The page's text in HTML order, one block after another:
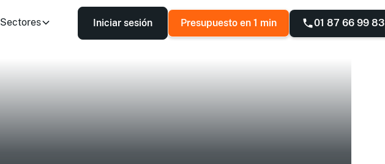
Sectores Iniciar sesión Presupuesto en 1 min 01 87 66 99 83